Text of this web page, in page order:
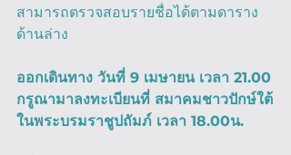
สามารถตรวจสอบรายชื่อได้ตามดาราง
ด้านล่าง
ออกเดินทาง วันที่ 9 เมษายน เวลา 21.00
กรูณามาลงทะเบียนที่ สมาคมชาวปักษ์ใต้
ในพระบรมราชูปถัมภ์ เวลา 18.00น.